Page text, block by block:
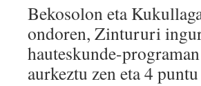
Bekosolon eta
ondoren, Zintururi
hauteskunde-
aurkeztu zen eta 4